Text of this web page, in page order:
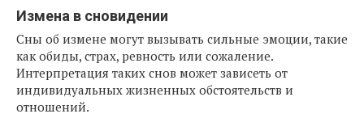
Измена в сновидении
Сны об измене могут вызывать сильные эмоции, такие
как обиды, страх, ревность или сожаление.
Интерпретация таких снов может зависеть от
индивидуальных жизненных обстоятельств и
отношений.